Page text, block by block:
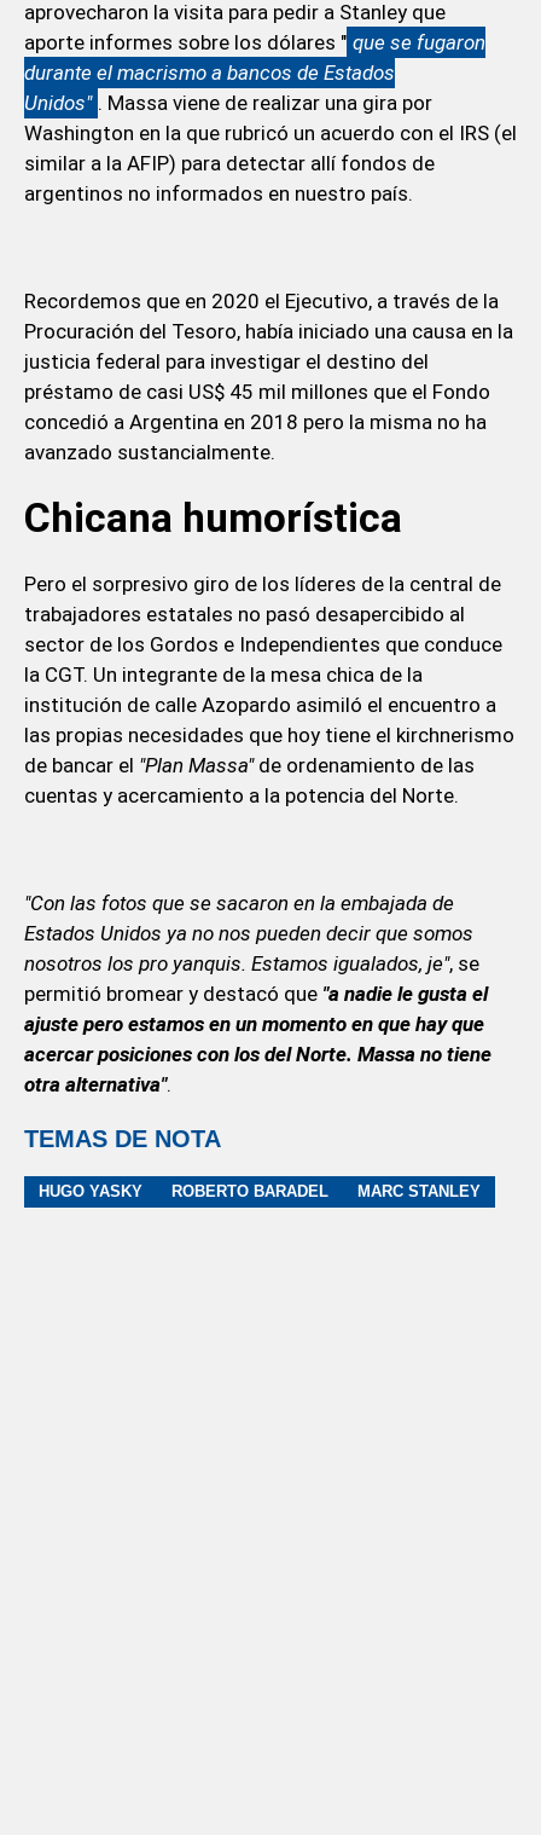
aprovecharon la visita para pedir a Stanley que
aporte informes sobre los dólares " que se fugaron
durante el macrismo a bancos de Estados
Unidos" . Massa viene de realizar una gira por
Washington en la que rubricó un acuerdo con el IRS (el
similar a la AFIP) para detectar allí fondos de
argentinos no informados en nuestro país.
Recordemos que en 2020 el Ejecutivo, a través de la
Procuración del Tesoro, había iniciado una causa en la
justicia federal para investigar el destino del
préstamo de casi US$ 45 mil millones que el Fondo
concedió a Argentina en 2018 pero la misma no ha
avanzado sustancialmente.
Chicana humorística
Pero el sorpresivo giro de los líderes de la central de
trabajadores estatales no pasó desapercibido al
sector de los Gordos e Independientes que conduce
la CGT. Un integrante de la mesa chica de la
institución de calle Azopardo asimiló el encuentro a
las propias necesidades que hoy tiene el kirchnerismo
de bancar el "Plan Massa"de ordenamiento de las
cuentas y acercamiento a la potencia del Norte.
"Con las fotos que se sacaron en la embajada de
Estados Unidos ya no nos pueden decir que somos
nosotros los pro yanquis. Estamos igualados, je", se
permitió bromear y destacó que "a nadie le gusta el
ajuste pero estamos en un momento en que hay que
acercar posiciones con los del Norte. Massa no tiene
otra alternativa".
TEMAS DE NOTA
HUGO YASKY ROBERTO BARADEL MARC STANLEY